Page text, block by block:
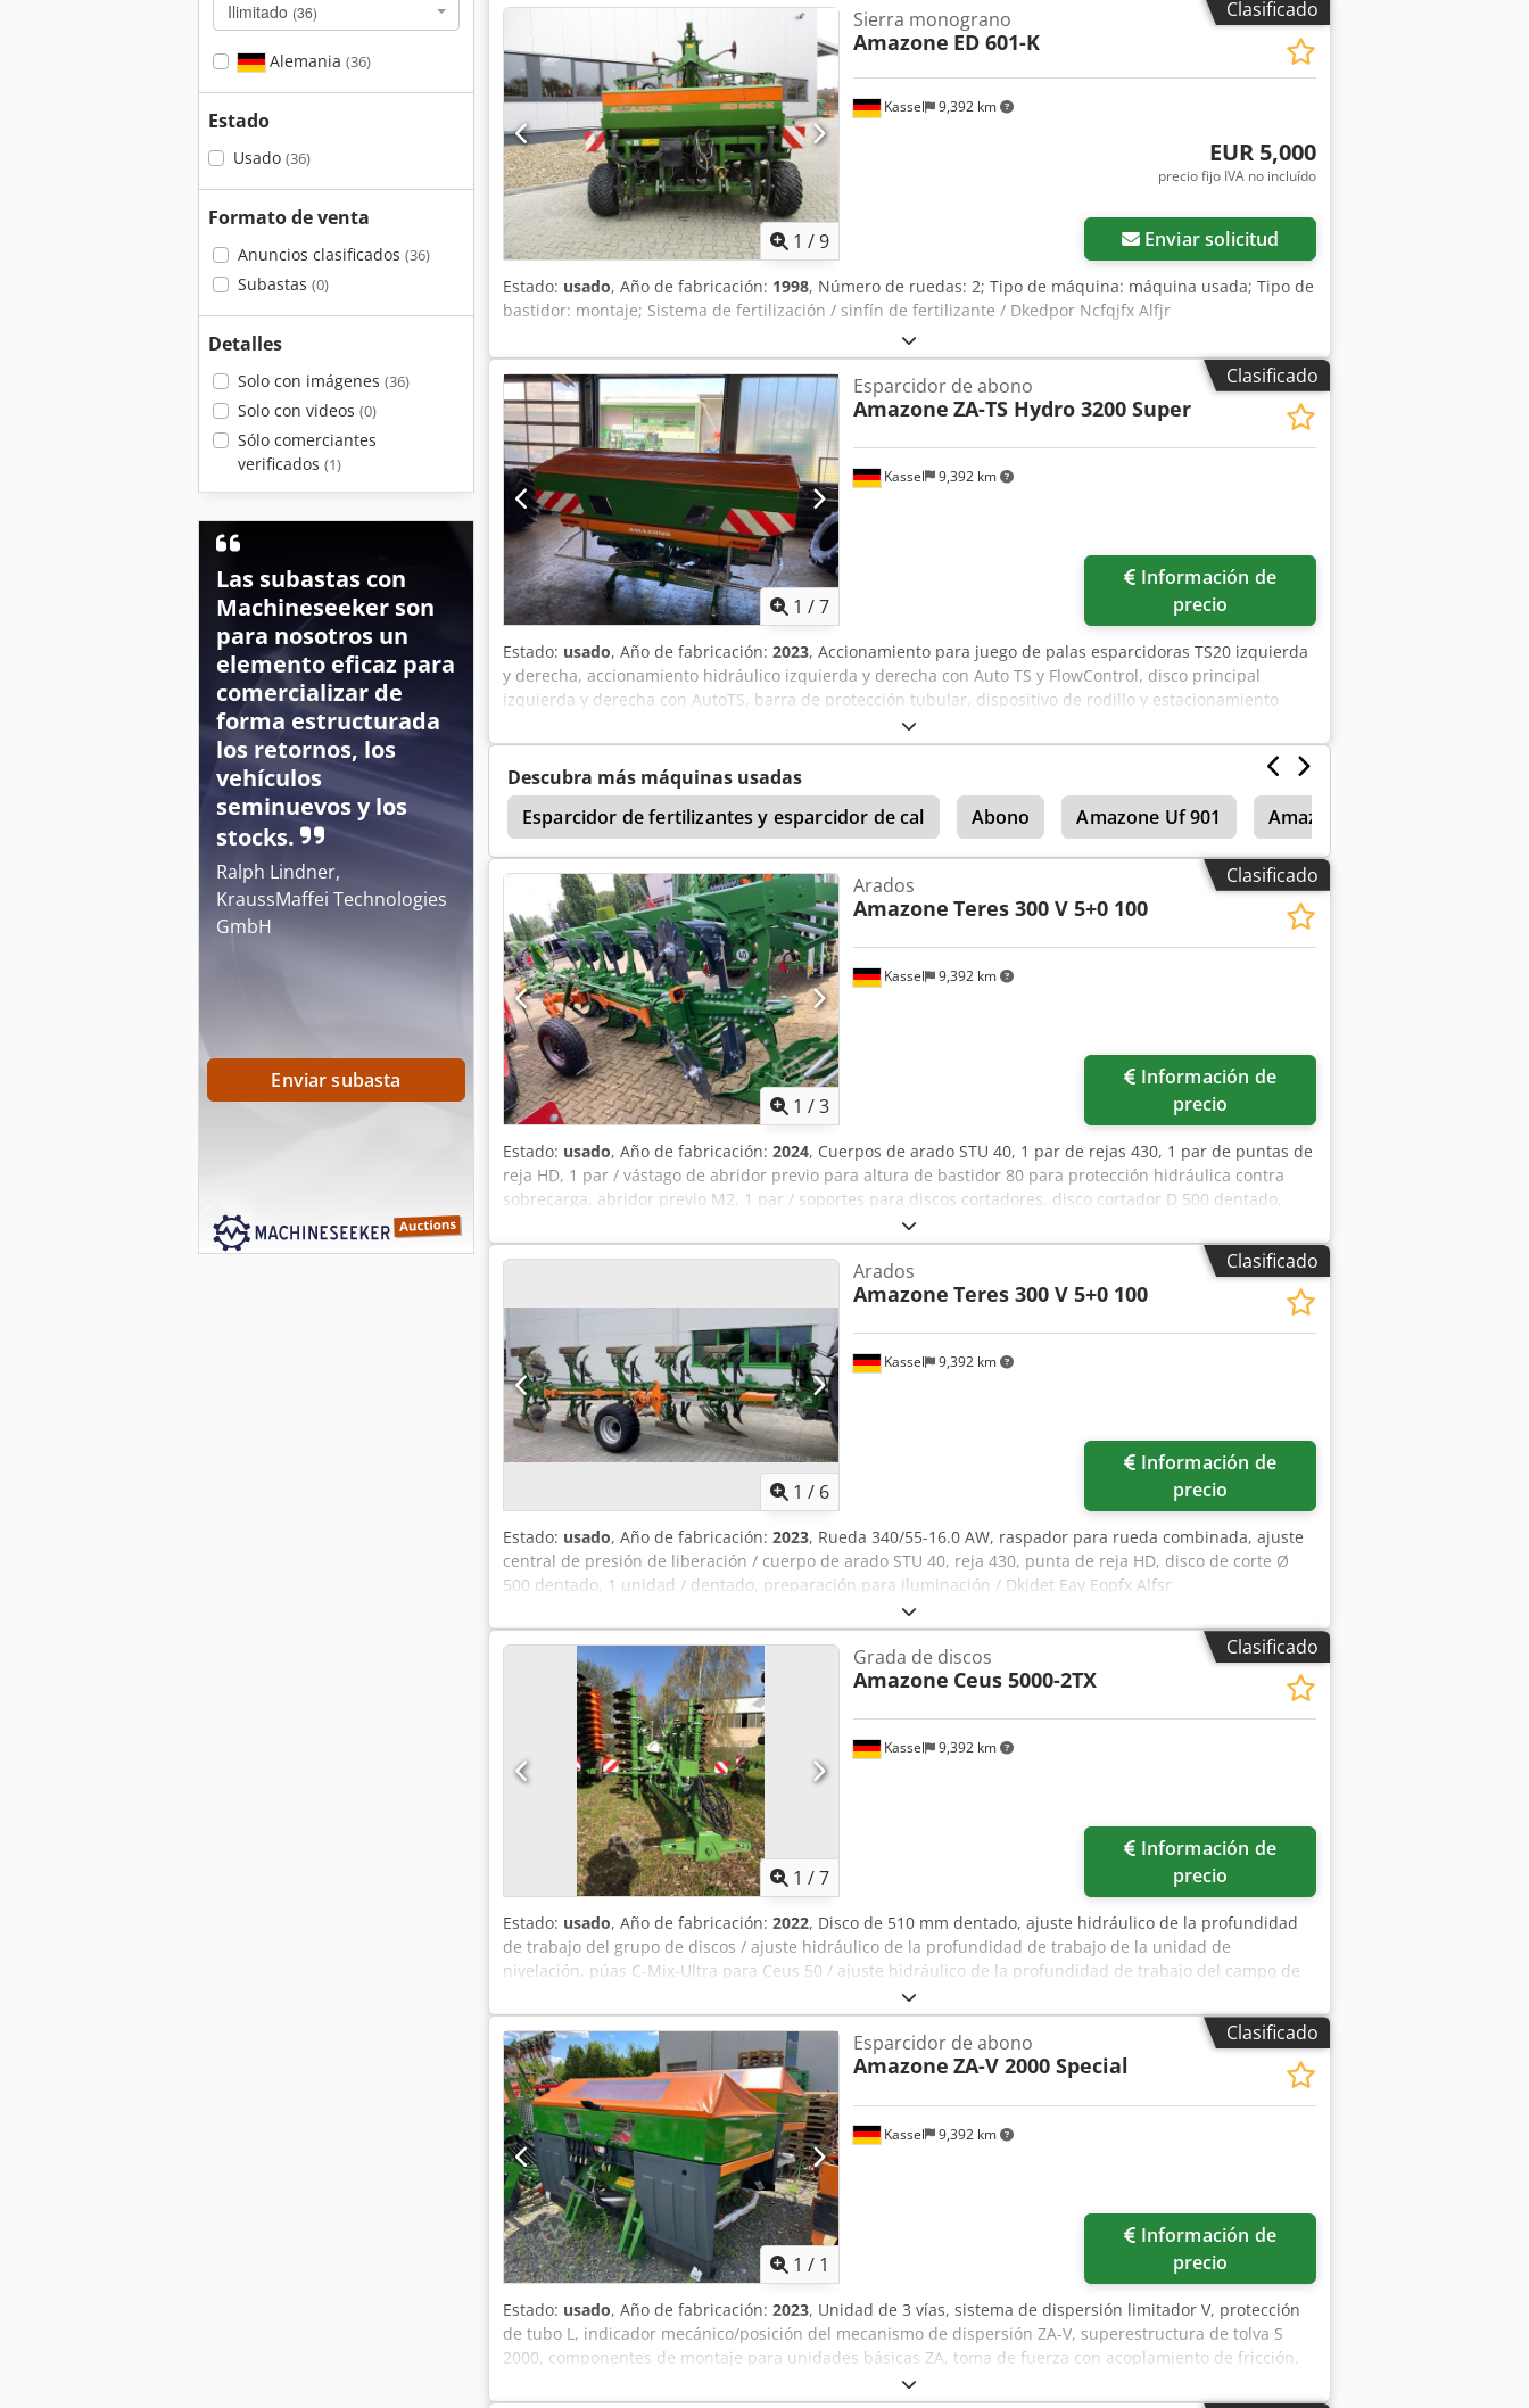
Ilimitado (36)
Alemania (36)
Estado
Usado (36)
Formato de venta
Anuncios clasificados (36)
Subastas (0)
Detalles
Solo con imágenes (36)
Solo con videos (0)
Sólo comerciantes
verificados (1)
Las subastas con
Machineseeker son
para nosotros un
elemento eficaz para
comercializar de
forma estructurada
los retornos, los
vehículos
seminuevos y los
stocks.
Ralph Lindner,
KraussMaffei Technologies
GmbH
Enviar subasta
Clasificado
1 /9
Kassel 9,392 km
Sierra monograno
Amazone ED 601-K
EUR 5,000
precio fijo IVA no incluído
Enviar solicitud
Estado: usado, Año de fabricación: 1998, Número de ruedas: 2; Tipo de máquina: máquina usada; Tipo de
bastidor: montaje; Sistema de fertilización / sinfín de fertilizante / Dkedpor Ncfqjfx Alfjr
Clasificado
1 /7
Kassel 9,392 km
Esparcidor de abono
Amazone ZA-TS Hydro 3200 Super
precio
Estado: usado, Año de fabricación: 2023, Accionamiento para juego de palas esparcidoras TS20 izquierda
y derecha, accionamiento hidráulico izquierda y derecha con Auto TS y FlowControl, disco principal
izquierda y derecha con AutoTS, barra de protección tubular, dispositivo de rodillo y estacionamiento
abatible, iluminación de trabajo, sensor de inclinación para sistema de pesaje, 16 unidades EasyCheck.
Dkjdpfx Aet A Tzwolfjr
Descubra más máquinas usadas
Esparcidor de fertilizantes y esparcidor de cal
Abono Amazone Uf 901 Amazone Uf 1501
Amazone Uf 1501 Amazone Uf 1201
Clasificado
1 /3
Kassel 9,392 km
Arados
Amazone Teres 300 V 5+0 100
precio
Estado: usado, Año de fabricación: 2024, Cuerpos de arado STU 40, 1 par de rejas 430, 1 par de puntas de
reja HD, 1 par / vástago de abridor previo para altura de bastidor 80 para protección hidráulica contra
sobrecarga, abridor previo M2, 1 par / soportes para discos cortadores, disco cortador D 500 dentado,
protectores de apoyo, 1 par / montaje de cuerpo con Dedpfxst A Udyj Alfekr
Clasificado
1 / 6
Kassel 9,392 km
Arados
Amazone Teres 300 V 5+0 100
precio
Estado: usado, Año de fabricación: 2023, Rueda 340/55-16.0 AW, raspador para rueda combinada, ajuste
central de presión de liberación / cuerpo de arado STU 40, reja 430, punta de reja HD, disco de corte Ø
500 dentado, 1 unidad / dentado, preparación para iluminación / Dkjdet Eay Eopfx Alfsr
Clasificado
1 /7
Kassel 9,392 km
Grada de discos
Amazone Ceus 5000-2TX
precio
Estado: usado, Año de fabricación: 2022, Disco de 510 mm dentado, ajuste hidráulico de la profundidad
de trabajo del grupo de discos / ajuste hidráulico de la profundidad de trabajo de la unidad de
nivelación, púas C-Mix-Ultra para Ceus 50 / ajuste hidráulico de la profundidad de trabajo del campo de
púas con lanza hidráulica HD CUCHILLA 80 mm / (14/K1) Dkjdotz Tpljpfx Alfor
Clasificado
1 / 1
Kassel 9,392 km
Esparcidor de abono
Amazone ZA-V 2000 Special
precio
Estado: usado, Año de fabricación: 2023, Unidad de 3 vías, sistema de dispersión limitador V, protección
de tubo L, indicador mecánico/posición del mecanismo de dispersión ZA-V, superestructura de tolva S
2000, componentes de montaje para unidades básicas ZA, toma de fuerza con acoplamiento de fricción,
guardabarros L y escaleras, iluminación LED trasera. Dsdpfx Ajt Dwibslfjkr